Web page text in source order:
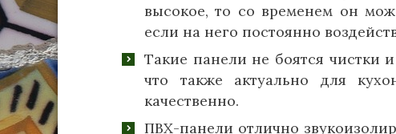
высокое, то со временем он
если на него постоянно
Такие панели не боятся чистки
что также актуально для
качественно.
ПВХ-панели отлично